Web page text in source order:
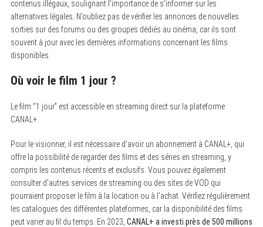
contenus illégaux, soulignant l’importance de s’informer sur les
alternatives légales. N’oubliez pas de vérifier les annonces de nouvelles
sorties sur des forums ou des groupes dédiés au cinéma, car ils sont
souvent à jour avec les dernières informations concernant les films
disponibles.
Où voir le film 1 jour ?
Le film “1 jour” est accessible en streaming direct sur la plateforme
CANAL+.
Pour le visionner, il est nécessaire d’avoir un abonnement à CANAL+, qui
offre la possibilité de regarder des films et des séries en streaming, y
compris les contenus récents et exclusifs. Vous pouvez également
consulter d’autres services de streaming ou des sites de VOD qui
pourraient proposer le film à la location ou à l’achat. Vérifiez régulièrement
les catalogues des différentes plateformes, car la disponibilité des films
peut varier au fil du temps. En 2023, CANAL+ a investi près de 500 millions